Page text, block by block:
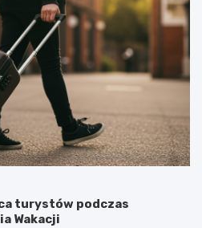
turystów podczas
Wakacji